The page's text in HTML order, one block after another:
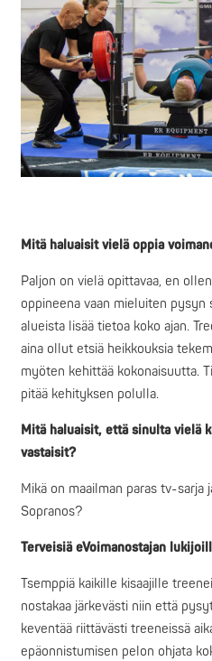
Mitä haluaisit vielä oppia
Paljon on vielä opittavaa, en
oppineena vaan mieluiten pysyn
alueista lisää tietoa koko ajan.
aina ollut etsiä heikkouksia
myöten kehittää kokonaisuutta.
pitää kehityksen polulla.
Mitä haluaisit, että sinulta vielä
vastaisit?
Mikä on maailman paras tv-sarja
Sopranos?
Terveisiä eVoimanostajan
Tsemppiä kaikille kisaajille
nostakaa järkevästi niin että
keventää riittävästi treeneissä
epäonnistumisen pelon ohjata